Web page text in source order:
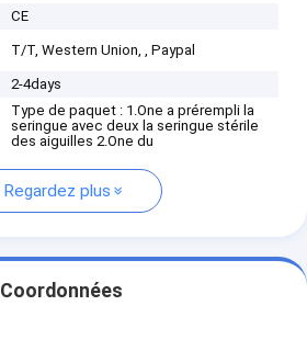
CE
T/T, Western Union, , Paypal
2-4days
Type de paquet : 1.One a prérempli la
seringue avec deux la seringue stérile
des aiguilles 2.One du
Regardez plus
Coordonnées